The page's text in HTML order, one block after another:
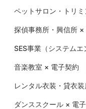
ペットサロン・トリ
探偵事務所・興信所 ×
SES事業（システム
音楽教室 × 電子契約
レンタル衣装・貸衣
ダンススクール × 電